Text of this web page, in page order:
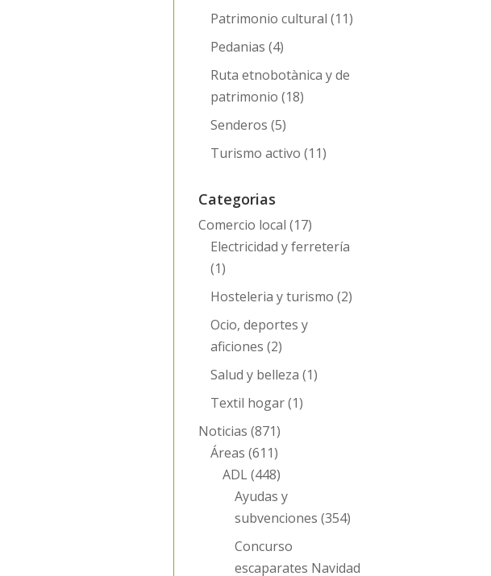
Patrimonio cultural (11)
Pedanias (4)
Ruta etnobotànica y de
patrimonio (18)
Senderos (5)
Turismo activo (11)
Categorias
Comercio local (17)
Electricidad y ferretería
(1)
Hosteleria y turismo (2)
Ocio, deportes y
aficiones (2)
Salud y belleza (1)
Textil hogar(1)
Noticias (871)
Áreas (611)
ADL(448)
Ayudas y
subvenciones (354)
Concurso
escaparates Navidad